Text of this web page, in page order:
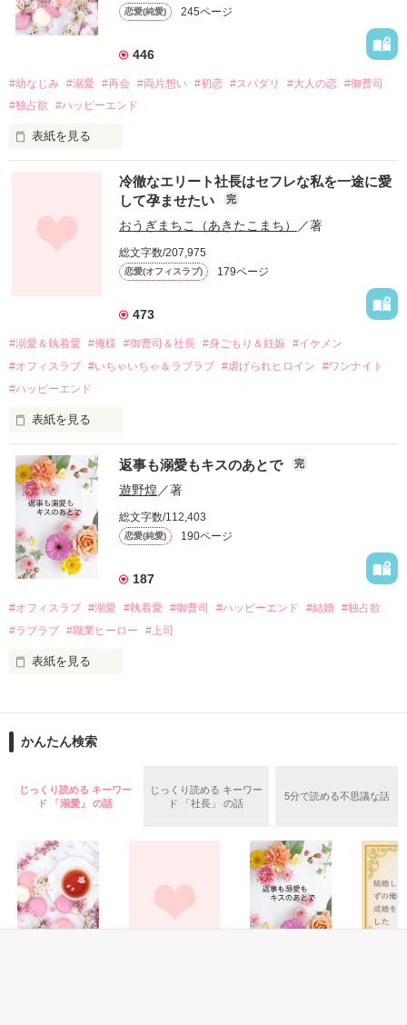
恋愛(純愛) 245ページ
446
#幼なじみ #溺愛 #再会 #両片想い #初恋 #スパダリ #大人の恋 #御曹司
#独占欲
#ハッピーエンド
表紙を見る
幼なじみの哲平に淡い恋心を抱いていた美桜。
しかし、ある出来事をきっかけに二人の関係は壊れてしまう。
関係修復もできないまま、美桜は両親の離婚によって
引っ越すことになり、哲平とも離れ離れになった。
それから約十二年後。
過去の傷から、二度と会いたくないと思っていた哲平に
運命のような再会を果たす。
酔った勢いで一夜を共にしてしまった。
さらに、美桜が初めてだと知った哲平は
『責任をとる、結婚しよう』と真っ直ぐに告げてきた。
戸惑う美桜とは裏腹に、好きという気持ちを隠すことなく
甘やかしてくる。
そんなある日、哲平は美桜がストーカー被害に
遭っていることを知る。
美桜を守るため、哲平は同居を提案してきて――。
夏木美桜(なつきみお)
鳴海哲平 (なるみてっぺい)
2026.6.5～2026.7.25
＊以前、公開していた話の改稿版です＊
作品を読む
冷徹なエリート社長はセフレな私を一途に愛
して孕ませたい
完
おうぎまちこ（あきたこまち） ／著
総文字数/207,975
恋愛(オフィスラブ) 179ページ
473
#溺愛＆執着愛 #俺様 #御曹司＆社長 #身ごもり＆妊娠 #イケメン
#オフィスラブ #いちゃいちゃ＆ラブラブ #虐げられヒロイン
#ワンナイト
#ハッピーエンド
表紙を見る
おかしな噂を流されて前の職場でうまくいかなかった梅田美
桜は、海外で傷心旅行をしていたところ、日本人美青年と出会
い、酒の勢いもあり一夜限りの関係となる。
帰国後、美桜は新しい職場でワンナイトした美青年と再会。
なんと彼の正体は、とある財閥御曹司にも関わらず、一族を離
れて起業した新進気鋭の実業家、社内でも冷徹だと評判な社長
――御影恭司その人だったのだ――！
なぜか恭司から飼い猫の世話係を命じられた美桜は、猫の世
の関係となってしまい――？
返事も溺愛もキスのあとで 完
遊野煌 ／著
総文字数/112,403
恋愛(純愛) 190ページ
187
#オフィスラブ #溺愛 #執着愛 #御曹司 #ハッピーエンド #結婚 #独占欲
#ラブラブ #職業ヒーロー #上司
表紙を見る
ションの企画戦略室で働いている。
めた、同期で恋人の石垣守（26）がいるのだが、後輩の姫原由
いた。
守と由羅から『便利屋雛子』と馬鹿にされ、一人こっそり泣い
た上、同居まで提案してきて──？
鷹哉『宜しくな、俺の雛子』🦅
雛子『俺の……ひぃ、雛子？！！！』🐥
かんたん検索
じっくり読める キーワー
ド 「溺愛」 の話
じっくり読める キーワー
ド 「社長」 の話
5分で読める不思議な話